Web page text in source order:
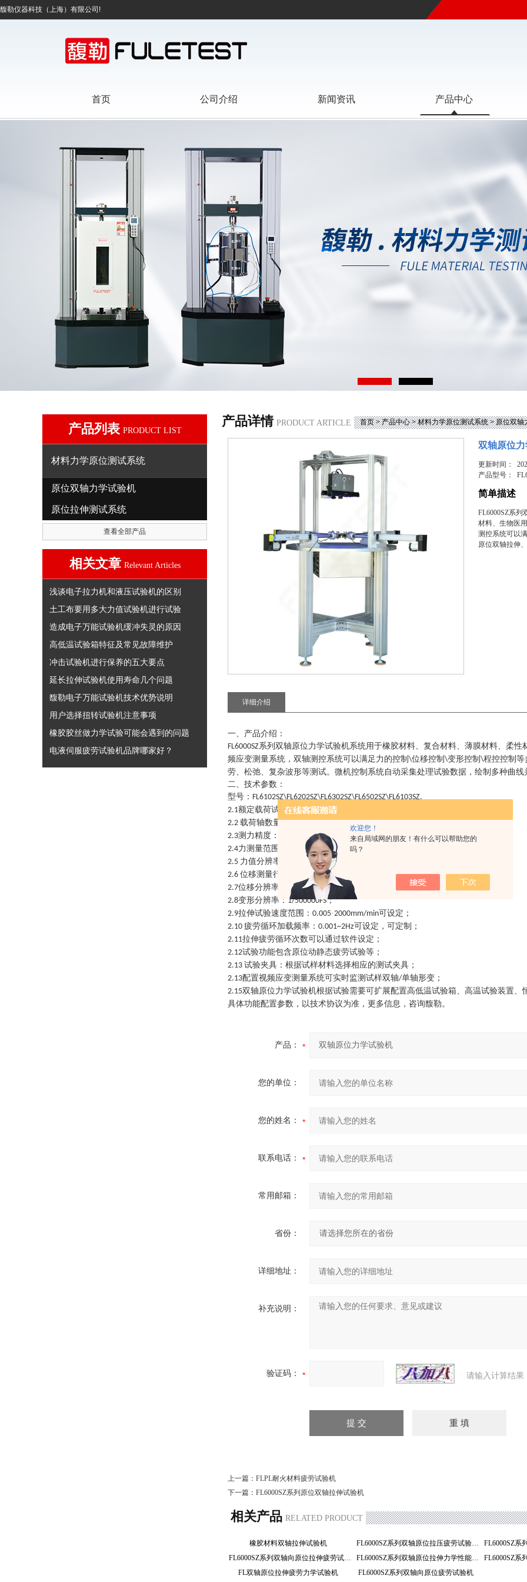
欢迎您！
来自局域网的朋友！有什么可以帮助您的
吗？
馥勒仪器科技（上海）有限公司!
首页 公司介绍 新闻资讯 产品中心
产品列表 PRODUCT LIST
材料力学原位测试系统
原位双轴力学试验机
原位拉伸测试系统
查看全部产品
相关文章 Relevant Articles
浅谈电子拉力机和液压试验机的区别
土工布要用多大力值试验机进行试验
造成电子万能试验机缓冲失灵的原因
高低温试验箱特征及常见故障维护
冲击试验机进行保养的五大要点
延长拉伸试验机使用寿命几个问题
馥勒电子万能试验机技术优势说明
用户选择扭转试验机注意事项
橡胶胶丝做力学试验可能会遇到的问题
电液伺服疲劳试验机品牌哪家好？
产品详情 PRODUCT ARTICLE 首页>产品中心>材料力学原位测试系统>原位双轴
双轴原位
更新时间：
产品型号：
简单描述
FL6000SZ系
材料、生物医
测控系统可以
原位双轴拉伸
详细介绍
一、 产品介绍：
FL6000SZ系列 双轴原位力学试验机系统用于橡胶材料、复合材料、薄膜材料、柔
频应变测量系统，双轴测控系统可以满足力的控制 \位移控制 \变形控制 \程控控制等
劳、松弛、复杂波形等测试。微机控制系统自动采集处理试验数据，绘制多种曲线
二、技术参数：
型号： FL6102SZ\FL6202SZ\FL6302SZ\FL6502SZ\FL6103SZ.
2.1额定载荷试验力：100N 200N 300N 500N
2.2 载荷轴数量： 个 个可定制；
2.3测力精度：示值的± 0.5%；
2.4力测量范围： 0.2%~100%FS；
2.5 力值分辨率： 1/500000FS；
2.6 位移测量行程： 0-150mm可定制
2.7位移分辨率：优于0.0001mm；
2.8变形分辨率： 1/500000FS；
2.9拉伸试验速度范围： 0.005·2000mm/min可设定 ；
2.10 疲劳循环加载频率： 0.001~2Hz可设定，可定制 ；
2.11拉伸疲劳循环次数可以通过软件设定 ；
2.12试验功能包含原位动静态疲劳试验等 ；
2.13 试验夹具：根据试样材料选择相应的测试夹具 ；
2.13配置视频应变测量系统可实时监测试样双轴/单轴形变 ；
2.15双轴原位力学试验机根据试验需要可扩展配置高低温试验箱、高温试验装置、
具体功能配置参数，以技术协议为准，更多信息，咨询馥勒。
产品：
您的单位：
您的姓名：
联系电话：
常用邮箱：
省份：
详细地址：
补充说明：
验证码： 请输入计算结果
上一篇： FLPL耐火材料疲劳试验机
下一篇： FL6000SZ系列原位双轴拉伸试验机
相关产品 RELATED PRODUCT
橡胶材料双轴拉伸试验机 FL6000SZ系列双轴原位拉压疲劳试验机
FL6000SZ系列双轴向原位拉伸疲劳试验机
FL6000SZ系列双轴原位拉伸力学性能试验机
FL双轴原位拉伸疲劳力学试验机
FL6000SZ系列双轴向原位疲劳试验机